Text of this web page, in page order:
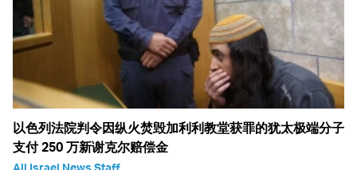
以色列法院判令因纵火焚毁加利利教堂获罪的犹太极端分子
支付 250 万新谢克尔赔偿金